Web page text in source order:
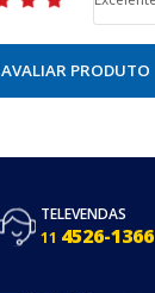
AVALIAR PRODUTO
TELEVENDAS
11 4526-1366